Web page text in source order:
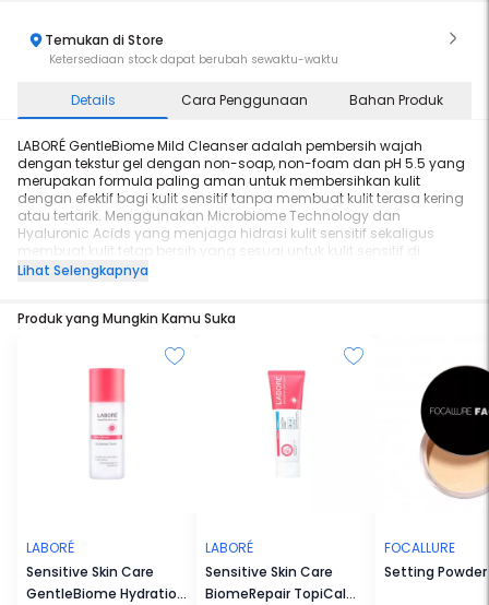
Temukan di Store
Ketersediaan stock dapat berubah sewaktu-waktu
Details Cara Penggunaan Bahan Produk
LABORÉ GentleBiome Mild Cleanser adalah pembersih wajah
dengan tekstur gel dengan non-soap, non-foam dan pH 5.5 yang
merupakan formula paling aman untuk membersihkan kulit
dengan efektif bagi kulit sensitif tanpa membuat kulit terasa kering
atau tertarik. Menggunakan Microbiome Technology dan
Hyaluronic Acids yang menjaga hidrasi kulit sensitif sekaligus
membuat kulit tetap bersih yang sesuai untuk kulit sensitif di
negara tropis.
Lihat Selengkapnya
Produk yang Mungkin Kamu Suka
LABORÉ
Sensitive Skin Care
GentleBiome Hydration
LABORÉ
Sensitive Skin Care
BiomeRepair TopiCalm
FOCALLURE
Setting Powder